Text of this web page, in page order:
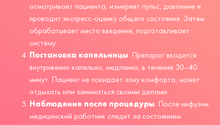
осматривает пациента, измеряет пульс, давление и
проводит экспресс-оценку общего состояния. Затем
обрабатывает место введения, подготавливает
систему.
Постановка капельницы. Препарат вводится
внутривенно капельно, медленно, в течение 30–40
минут. Пациент не покидает зону комфорта, может
отдыхать или заниматься своими делами.
Наблюдение после процедуры. После инфузии
медицинский работник следит за состоянием